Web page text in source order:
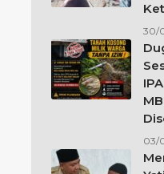
30/
03/